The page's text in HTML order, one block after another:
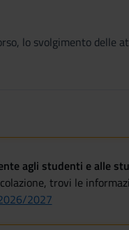
lo svolgimento
agli studenti e alle
trovi le
2027